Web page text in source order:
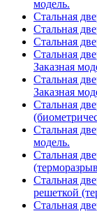
модель.
Стальная
Стальная
Стальная
Стальная
Заказная
Стальная
Заказная
Стальная
Стальная
модель.
Стальная
Стальная
решеткой
Стальная